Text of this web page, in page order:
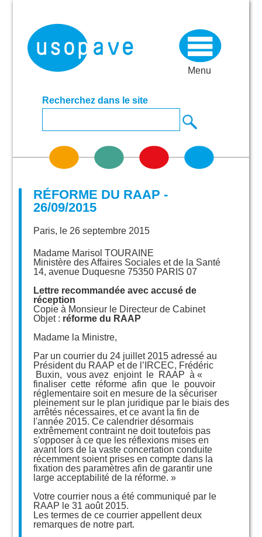
Menu
Recherchez dans le site
RÉFORME DU RAAP -
26/09/2015
Paris, le 26 septembre 2015
Madame Marisol TOURAINE
Ministère des Affaires Sociales et de la Santé
14, avenue Duquesne 75350 PARIS 07
Lettre recommandée avec accusé de
réception
Copie à Monsieur le Directeur de Cabinet
Objet : réforme du RAAP
Madame la Ministre,
Par un courrier du 24 juillet 2015 adressé au
Président du RAAP et de l’IRCEC, Frédéric
Buxin, vous avez enjoint le RAAP à «
finaliser cette réforme afin que le pouvoir
réglementaire soit en mesure de la sécuriser
pleinement sur le plan juridique par le biais des
arrêtés nécessaires, et ce avant la fin de
l'année 2015. Ce calendrier désormais
extrêmement contraint ne doit toutefois pas
s'opposer à ce que les réflexions mises en
avant lors de la vaste concertation conduite
récemment soient prises en compte dans la
fixation des paramètres afin de garantir une
large acceptabilité de la réforme. »
Votre courrier nous a été communiqué par le
RAAP le 31 août 2015.
Les termes de ce courrier appellent deux
remarques de notre part.